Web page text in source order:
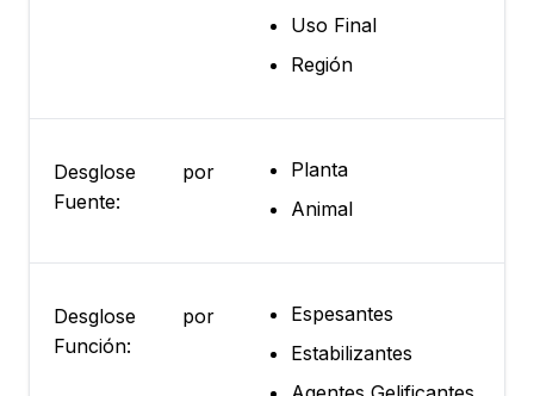
Uso Final
Región
Desglose por
Fuente:
Planta
Animal
Desglose por
Función:
Espesantes
Estabilizantes